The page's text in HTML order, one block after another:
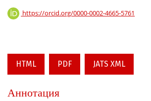
https://orcid.org/0000-0002-4665-5761
HTML PDF JATS XML
Аннотация